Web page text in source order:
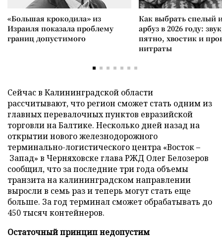
«Большая крокодила» из
Израиля показала проблему
границ допустимого
Как выбрать спелый
арбуз в 2026 году:
пятно, хвостик и
нитраты
Сейчас в Калининградской области
рассчитывают, что регион сможет стать одним из
главных перевалочных пунктов евразийской
торговли на Балтике. Несколько дней назад на
открытии нового железнодорожного
терминально-логистического центра «Восток –
Запад» в Черняховске глава РЖД Олег Белозеров
сообщил, что за последние три года объемы
транзита на калининградском направлении
выросли в семь раз и теперь могут стать еще
больше. За год терминал сможет обрабатывать до
450 тысяч контейнеров.
Остаточный принцип недопустим